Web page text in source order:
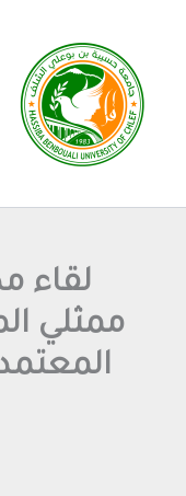
المحتوى
لقاء
ممثلي